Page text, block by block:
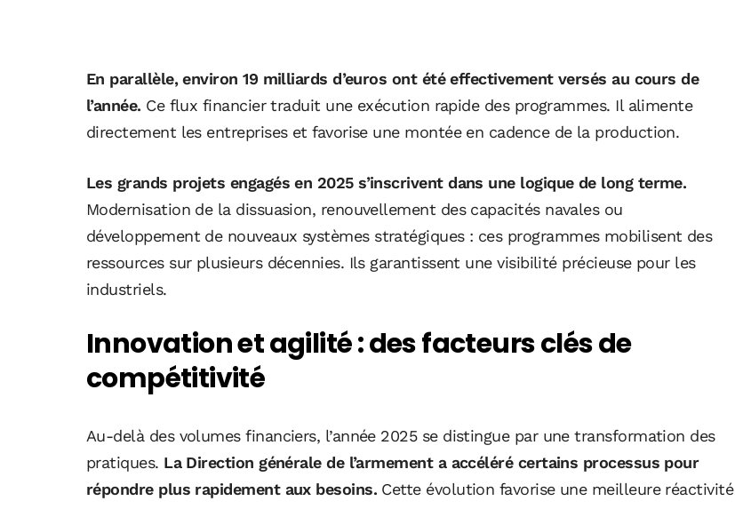
En parallèle, environ 19 milliards d’euros ont été effectivement versés au cours de
l’année. Ce flux financier traduit une exécution rapide des programmes. Il alimente
directement les entreprises et favorise une montée en cadence de la production.
Les grands projets engagés en 2025 s’inscrivent dans une logique de long terme.
Modernisation de la dissuasion, renouvellement des capacités navales ou
développement de nouveaux systèmes stratégiques : ces programmes mobilisent des
ressources sur plusieurs décennies. Ils garantissent une visibilité précieuse pour les
industriels.
Innovation et agilité : des facteurs clés de
compétitivité
Au-delà des volumes financiers, l’année 2025 se distingue par une transformation des
pratiques. La Direction générale de l’armementa accéléré certains processus pour
répondre plus rapidement aux besoins. Cette évolution favorise une meilleure réactivité